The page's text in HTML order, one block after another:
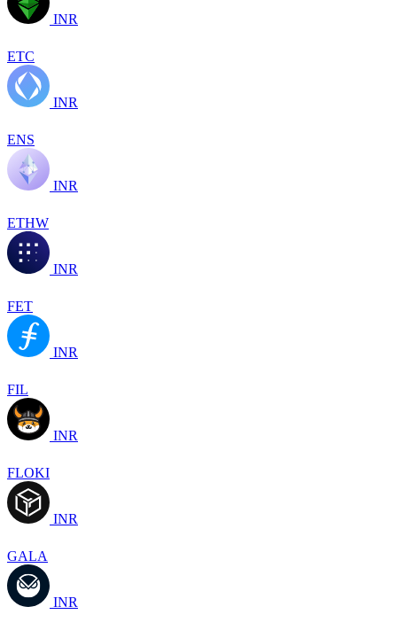
INR
ETC
INR
ENS
INR
ETHW
INR
FET
INR
FIL
INR
FLOKI
INR
GALA
INR